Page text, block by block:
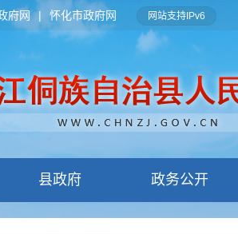
府网 | 怀化市政府网 网站支持IPv6
县政府 政务公开